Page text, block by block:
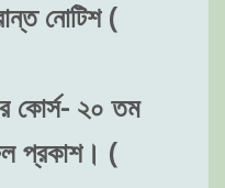
নোটিশ (
কোর্স- ২০ তম
প্রকাশ। (